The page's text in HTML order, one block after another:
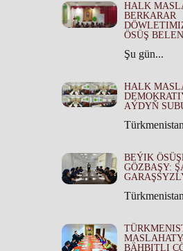
HALK
BERKARAR
ÖSÜŞ
Şu gün...
HALK
AÝDYŇ
BEÝIK
GÖZBAŞY:
BÄHBITLI